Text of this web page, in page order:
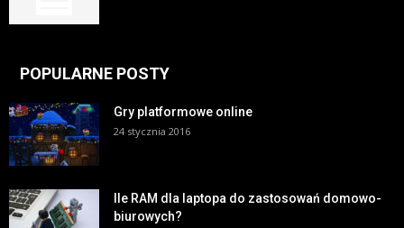
POPULARNE POSTY
Gry platformowe online
24 stycznia 2016
Ile RAM dla laptopa do zastosowań domowo-
biurowych?